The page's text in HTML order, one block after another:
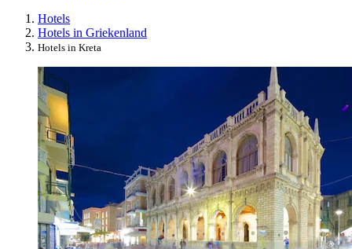
Hotels
Hotels in Griekenland
Hotels in Kreta